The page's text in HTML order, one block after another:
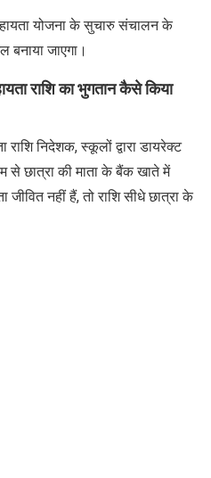
योजना के सुचारु संचालन के
बनाया जाएगा।
राशि का भुगतान कैसे किया
निदेशक, स्कूलों द्वारा डायरेक्ट
से छात्रा की माता के बैंक खाते में
जीवित नहीं हैं, तो राशि सीधे छात्रा के